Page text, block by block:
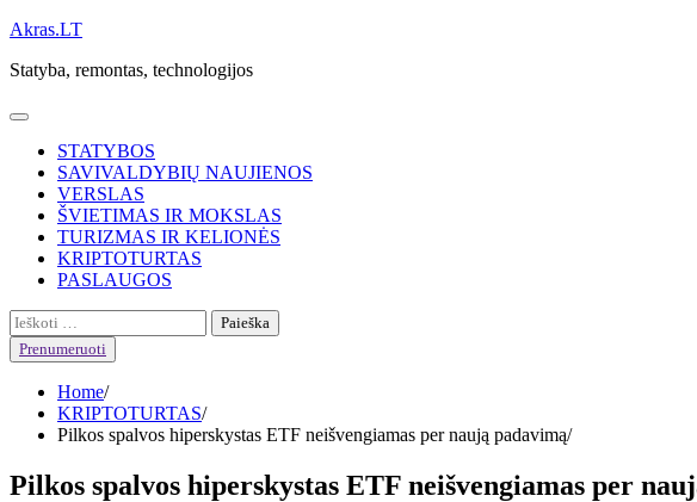
Skip
content
Akras.LT
Statyba, remontas, technologijos
STATYBOS
SAVIVALDYBIŲ NAUJIENOS
VERSLAS
ŠVIETIMAS IR MOKSLAS
TURIZMAS IR KELIONĖS
KRIPTOTURTAS
PASLAUGOS
Ieškoti:
Prenumeruoti
Home
KRIPTOTURTAS
Pilkos spalvos hiperskystas ETF neišvengiamas per naują padavimą
Pilkos spalvos hiperskystas ETF neišvengiamas per